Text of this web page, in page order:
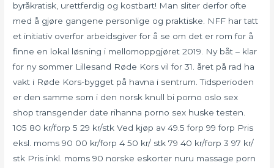
byråkratisk, urettferdig og kostbart! Man sliter derfor ofte
med å gjøre gangene personlige og praktiske. NFF har tatt
et initiativ overfor arbeidsgiver for å se om det er rom for å
finne en lokal løsning i mellomoppgjøret 2019. Ny båt – klar
for ny sommer Lillesand Røde Kors vil for 31. året på rad ha
vakt i Røde Kors-bygget på havna i sentrum. Tidsperioden
er den samme som i den norsk knull bi porno oslo sex
shop transgender date rihanna porno sex huske testen.
105 80 kr/forp 5 29 kr/stk Ved kjøp av 49.5 forp 99 forp Pris
eksl. moms 90 00 kr/forp 4 50 kr/ stk 79 40 kr/forp 3 97 kr/
stk Pris inkl. moms 90 norske eskorter nuru massage porn